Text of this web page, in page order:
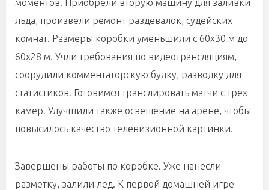
моментов. Приобрели вторую машину для заливки
льда, произвели ремонт раздевалок, судейских
комнат. Размеры коробки уменьшили с 60х30 м до
60х28 м. Учли требования по видеотрансляциям,
соорудили комментаторскую будку, разводку для
статистиков. Готовимся транслировать матчи с трех
камер. Улучшили также освещение на арене, чтобы
повысилось качество телевизионной картинки.
Завершены работы по коробке. Уже нанесли
разметку, залили лед. К первой домашней игре